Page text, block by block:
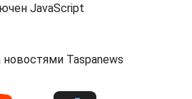
JavaScript
новостями Taspanews